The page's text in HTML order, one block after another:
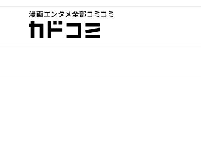
漫画エンタメ全部コミコミ
カドコミ